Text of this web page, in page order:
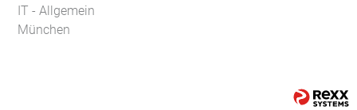
IT - Allgemein
München